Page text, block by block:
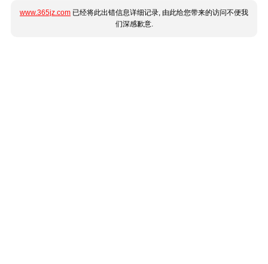
www.365jz.com 已经将此出错信息详细记录, 由此给您带来的访问不便我
们深感歉意.